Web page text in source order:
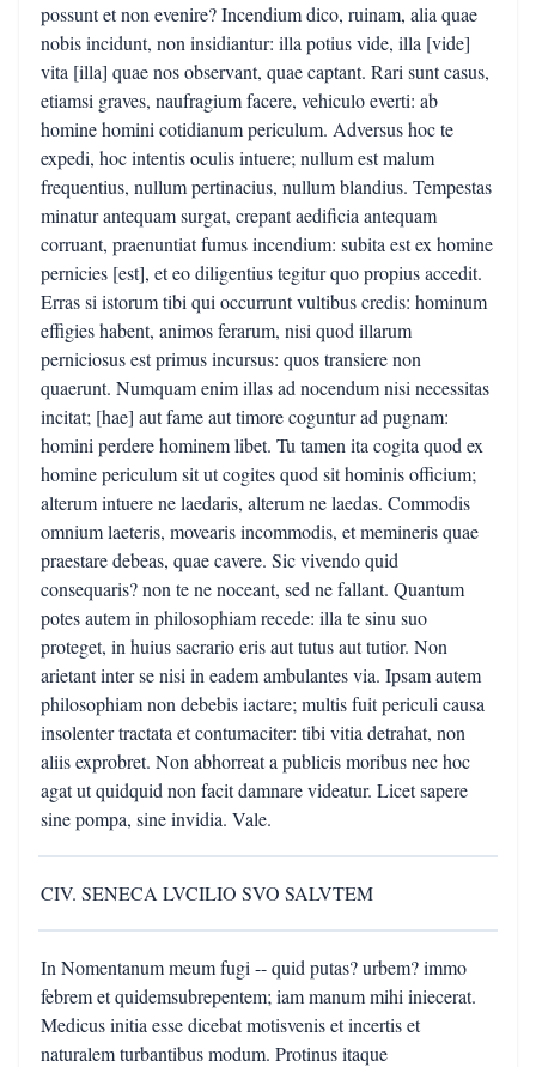
possunt et non evenire? Incendium dico, ruinam, alia quae
nobis incidunt, non insidiantur: illa potius vide, illa [vide]
vita [illa] quae nos observant, quae captant. Rari sunt casus,
etiamsi graves, naufragium facere, vehiculo everti: ab
homine homini cotidianum periculum. Adversus hoc te
expedi, hoc intentis oculis intuere; nullum est malum
frequentius, nullum pertinacius, nullum blandius. Tempestas
minatur antequam surgat, crepant aedificia antequam
corruant, praenuntiat fumus incendium: subita est ex homine
pernicies [est], et eo diligentius tegitur quo propius accedit.
Erras si istorum tibi qui occurrunt vultibus credis: hominum
effigies habent, animos ferarum, nisi quod illarum
perniciosus est primus incursus: quos transiere non
quaerunt. Numquam enim illas ad nocendum nisi necessitas
incitat; [hae] aut fame aut timore coguntur ad pugnam:
homini perdere hominem libet. Tu tamen ita cogita quod ex
homine periculum sit ut cogites quod sit hominis officium;
alterum intuere ne laedaris, alterum ne laedas. Commodis
omnium laeteris, movearis incommodis, et memineris quae
praestare debeas, quae cavere. Sic vivendo quid
consequaris? non te ne noceant, sed ne fallant. Quantum
potes autem in philosophiam recede: illa te sinu suo
proteget, in huius sacrario eris aut tutus aut tutior. Non
arietant inter se nisi in eadem ambulantes via. Ipsam autem
philosophiam non debebis iactare; multis fuit periculi causa
insolenter tractata et contumaciter: tibi vitia detrahat, non
aliis exprobret. Non abhorreat a publicis moribus nec hoc
agat ut quidquid non facit damnare videatur. Licet sapere
sine pompa, sine invidia. Vale.
CIV. SENECA LVCILIO SVO SALVTEM
In Nomentanum meum fugi -- quid putas? urbem? immo
febrem et quidemsubrepentem; iam manum mihi iniecerat.
Medicus initia esse dicebat motisvenis et incertis et
naturalem turbantibus modum. Protinus itaque